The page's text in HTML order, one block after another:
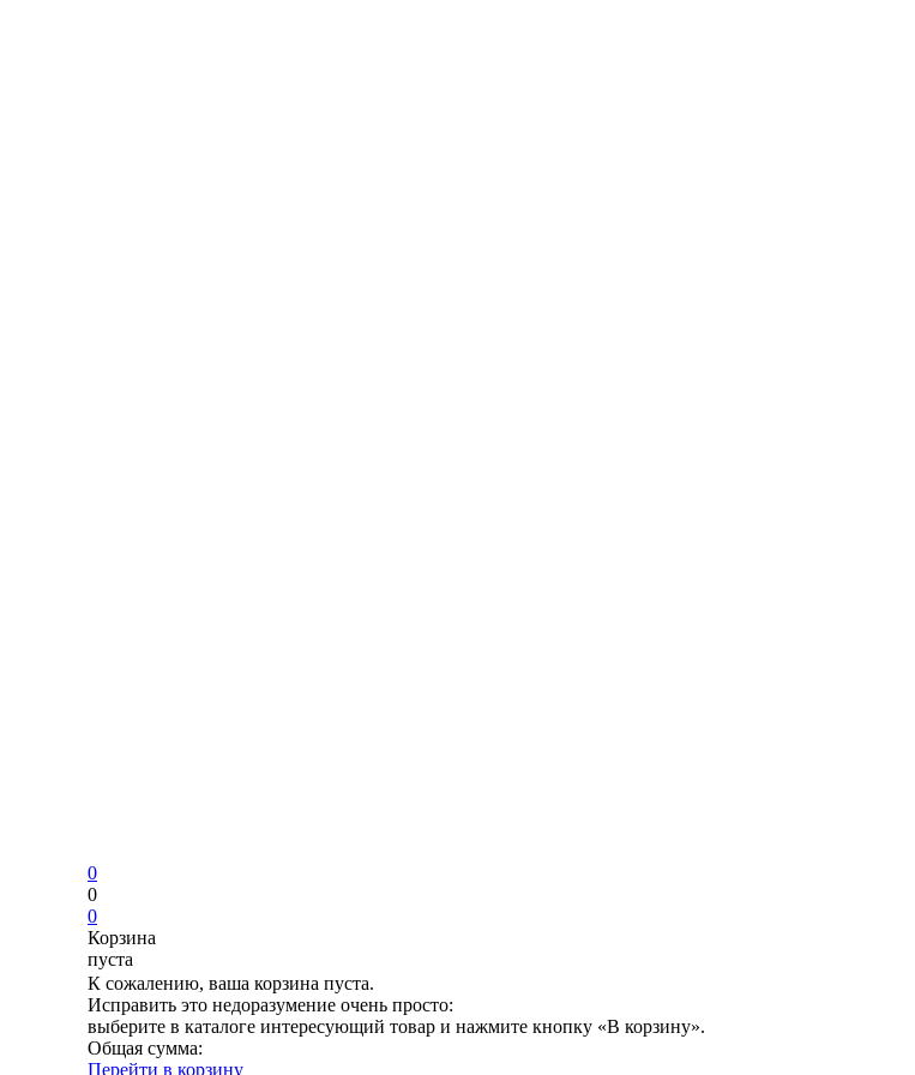
0
0
0
Корзина
пуста
К сожалению, ваша корзина пуста.
Исправить это недоразумение очень просто:
выберите в каталоге интересующий товар и нажмите кнопку «В корзину».
Общая сумма:
Перейти в корзину